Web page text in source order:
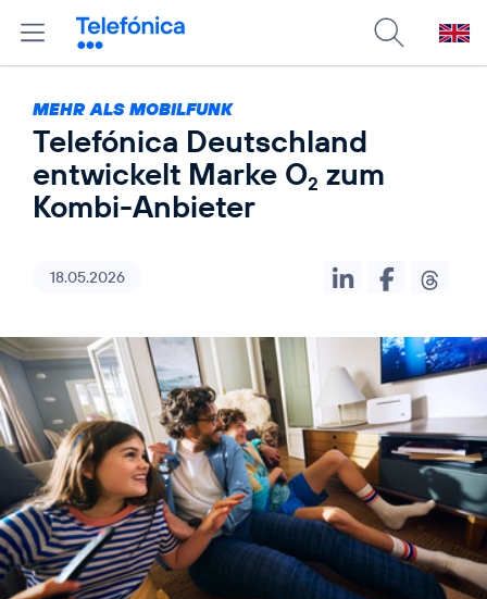
MEHR ALS MOBILFUNK
Telefónica Deutschland
entwickelt Marke O2 zum
Kombi-Anbieter
18.05.2026